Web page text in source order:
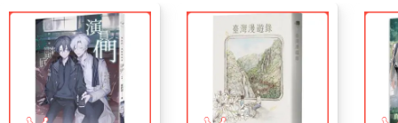
延續、壯大它在新時代的生命力。那麼，一種獲得新生的，高度
自覺到通訊科技時代之公共倫理的言論自由，將再度成為鞏固台
灣獨立的礎石。
一種有責任感的，有重量的自由與獨立—這就是鄭南榕之夢的新
篇章，而這個篇章才剛剛展開而已。你—台灣的公民，自由與獨
立之子，你願意和Nylon，還有和我們這些Nylon的追隨者們一起